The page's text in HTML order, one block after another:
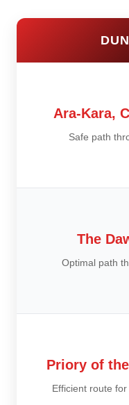
Ara-Kara,
Safe path
The
Optimal path
Priory of
Efficient route